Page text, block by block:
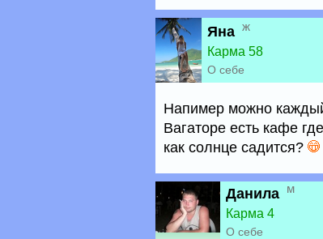
Яна ж
Карма 58
О себе
Напимер можно
Вагаторе есть кафе
как солнце садится?
Данила м
Карма 4
О себе